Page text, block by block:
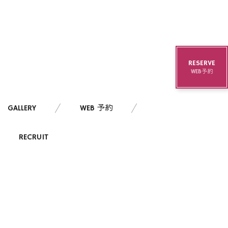
GALLERY WEB 予約
RECRUIT
RESERVE
WEB予約